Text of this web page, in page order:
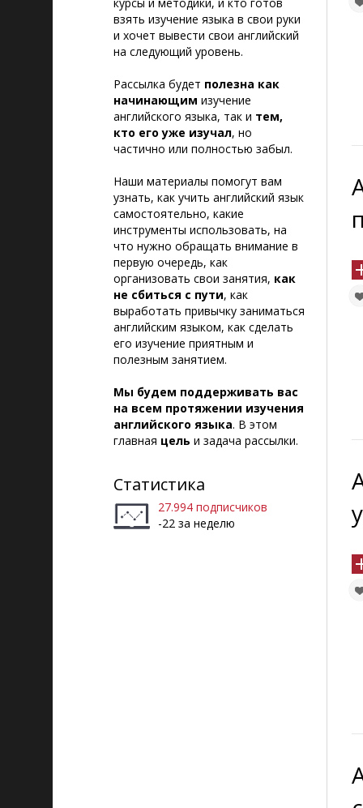
взять изучение языка в свои руки
и хочет вывести свои английский
на следующий уровень.
Рассылка будет полезна как
начинающим изучение
английского языка, так и тем,
кто его уже изучал, но
частично или полностью забыл.
Наши материалы помогут вам
узнать, как учить английский язык
самостоятельно, какие
инструменты использовать, на
что нужно обращать внимание в
первую очередь, как
организовать свои занятия, как
не сбиться с пути, как
выработать привычку заниматься
английским языком, как сделать
его изучение приятным и
полезным занятием.
Мы будем поддерживать вас
на всем протяжении изучения
английского языка. В этом
главная цель и задача рассылки.
Статистика
27.994 подписчиков
-22 за неделю